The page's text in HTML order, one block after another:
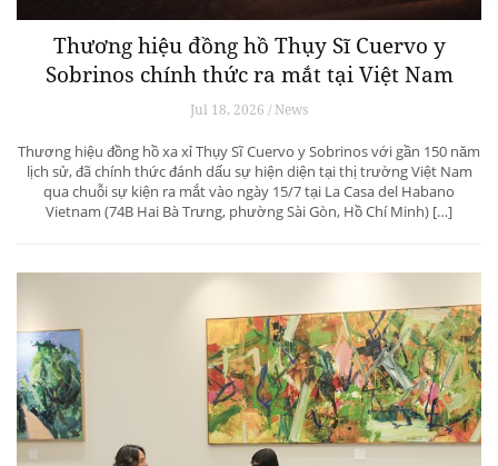
Thương hiệu đồng hồ Thụy Sĩ Cuervo y
Sobrinos chính thức ra mắt tại Việt Nam
Jul 18, 2026 / News
Thương hiệu đồng hồ xa xỉ Thụy Sĩ Cuervo y Sobrinos với gần 150 năm
lịch sử, đã chính thức đánh dấu sự hiện diện tại thị trường Việt Nam
qua chuỗi sự kiện ra mắt vào ngày 15/7 tại La Casa del Habano
Vietnam (74B Hai Bà Trưng, phường Sài Gòn, Hồ Chí Minh) […]